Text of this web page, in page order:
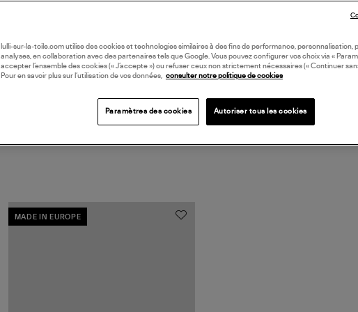
MADE IN EUROPE
lulli-sur-la-toile.com utilise des cookies et technologies similaires à des fins de performance, personnalisation,
analyses, en collaboration avec des partenaires tels que Google. Vous pouvez configurer vos choix via «
accepter l’ensemble des cookies (« J’accepte ») ou refuser ceux non strictement nécessaires (« Continuer
Pour en savoir plus sur l’utilisation de vos données, consulter notre politique de cookies
Paramètres des cookies Autoriser tous les cookies